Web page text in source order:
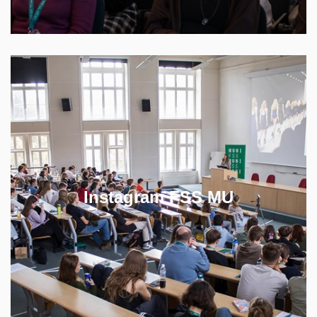
Instagram FSS MU
Buďte v námi v kontaktu a sledujte Instagram, kde
se dozvíte všechno podstatné ze života na fakultě.
SLEDUJTE NÁŠ INSTAGRAM